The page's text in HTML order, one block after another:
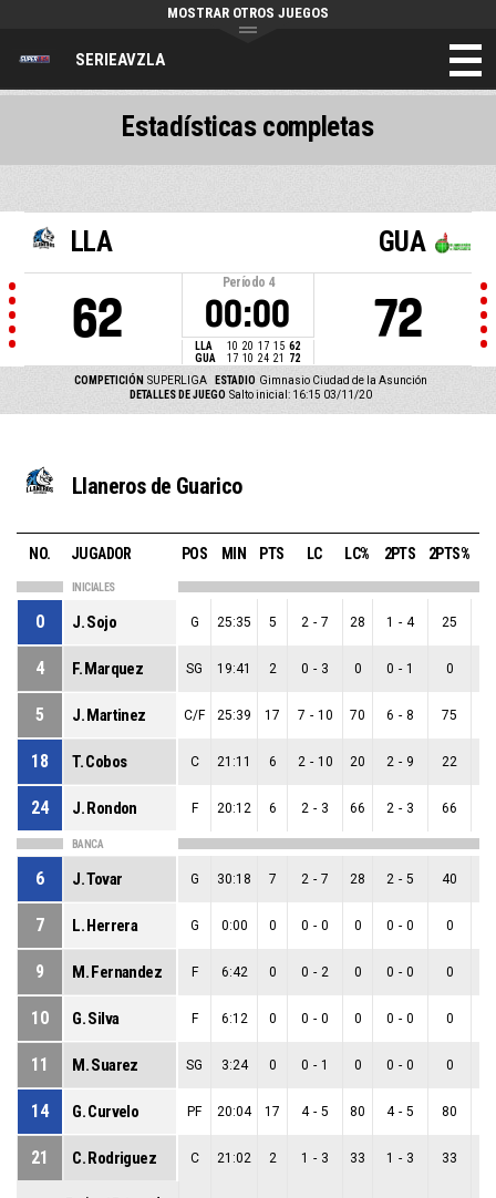
SERIEAVZLA
MOSTRAR OTROS JUEGOS
LLA
62
Período 4
00:00
LLA 10 20 17 15 62
GUA
17 10 24 21 72
GUA
72
COMPETICIÓN SUPERLIGA ESTADIO Gimnasio Ciudad de la Asunción
DETALLES DE JUEGO Salto inicial: 16:15 03/11/20
Estadísticas completas
Llaneros de Guarico
NO. JUGADOR POS MIN PTS LC LC% 2PTS 2PTS%
INICIALES
0 J. Sojo G 25:35 5 2 - 7 28 1 - 4 25
4 F. Marquez SG 19:41 2 0 - 3 0 0 - 1 0
5 J. Martinez C/F 25:39 17 7 - 10 70 6 - 8 75
18 T. Cobos C 21:11 6 2 - 10 20 2 - 9 22
24 J. Rondon F 20:12 6 2 - 3 66 2 - 3 66
BANCA
6 J. Tovar G 30:18 7 2 - 7 28 2 - 5 40
7 L. Herrera G 0:00 0 0 - 0 0 0 - 0 0
9 M. Fernandez F 6:42 0 0 - 2 0 0 - 0 0
10 G. Silva F 6:12 0 0 - 0 0 0 - 0 0
11 M. Suarez SG 3:24 0 0 - 1 0 0 - 0 0
14 G. Curvelo PF 20:04 17 4 - 5 80 4 - 5 80
21 C. Rodriguez C 21:02 2 1 - 3 33 1 - 3 33